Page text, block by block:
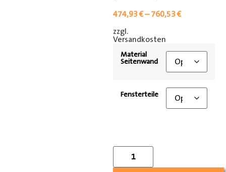
474,93€–760,53€
zzgl.
Versandkosten
Material
Seitenwand
Fensterteile